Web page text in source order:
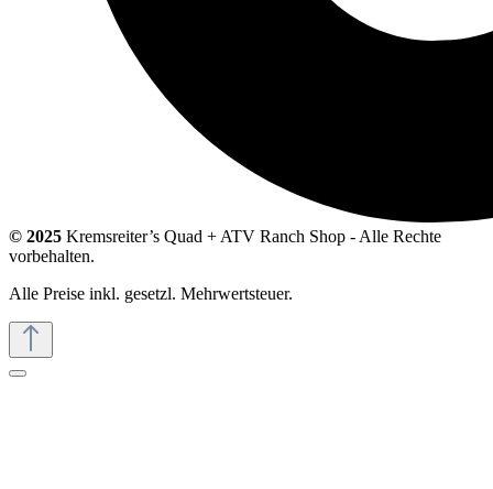
© 2025 Kremsreiter’s Quad + ATV Ranch Shop - Alle Rechte
vorbehalten.
Alle Preise inkl. gesetzl. Mehrwertsteuer.